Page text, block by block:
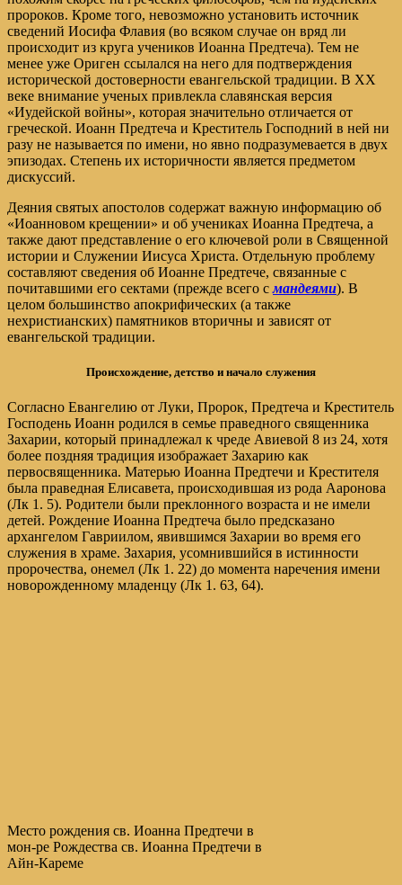
пророков. Кроме того, невозможно установить источник
сведений Иосифа Флавия (во всяком случае он вряд ли
происходит из круга учеников Иоанна Предтеча). Тем не
менее уже Ориген ссылался на него для подтверждения
исторической достоверности евангельской традиции. В XX
веке внимание ученых привлекла славянская версия
«Иудейской войны», которая значительно отличается от
греческой. Иоанн Предтеча и Креститель Господний в ней ни
разу не называется по имени, но явно подразумевается в двух
эпизодах. Степень их историчности является предметом
дискуссий.
Деяния святых апостолов содержат важную информацию об
«Иоанновом крещении» и об учениках Иоанна Предтеча, а
также дают представление о его ключевой роли в Священной
истории и Служении Иисуса Христа. Отдельную проблему
составляют сведения об Иоанне Предтече, связанные с
почитавшими его сектами (прежде всего смандеями). В
целом большинство апокрифических (а также
нехристианских) памятников вторичны и зависят от
евангельской традиции.
Происхождение, детство и начало служения
Согласно Евангелию от Луки, Пророк, Предтеча и Креститель
Господень Иоанн родился в семье праведного священника
Захарии, который принадлежал к чреде Авиевой 8 из 24, хотя
более поздняя традиция изображает Захарию как
первосвященника. Матерью Иоанна Предтечи и Крестителя
была праведная Елисавета, происходившая из рода Ааронова
(Лк 1. 5). Родители были преклонного возраста и не имели
детей. Рождение Иоанна Предтеча было предсказано
архангелом Гавриилом, явившимся Захарии во время его
служения в храме. Захария, усомнившийся в истинности
пророчества, онемел (Лк 1. 22) до момента наречения имени
новорожденному младенцу (Лк 1. 63, 64).
Место рождения св. Иоанна Предтечи в
мон-ре Рождества св. Иоанна Предтечи в
Айн-Кареме